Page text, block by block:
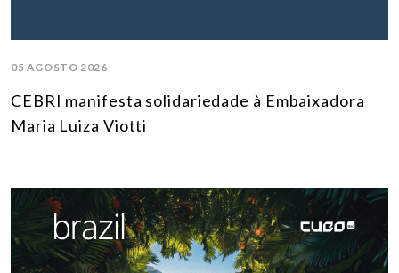
05 AGOSTO 2026
CEBRI manifesta solidariedade à Embaixadora
Maria Luiza Viotti